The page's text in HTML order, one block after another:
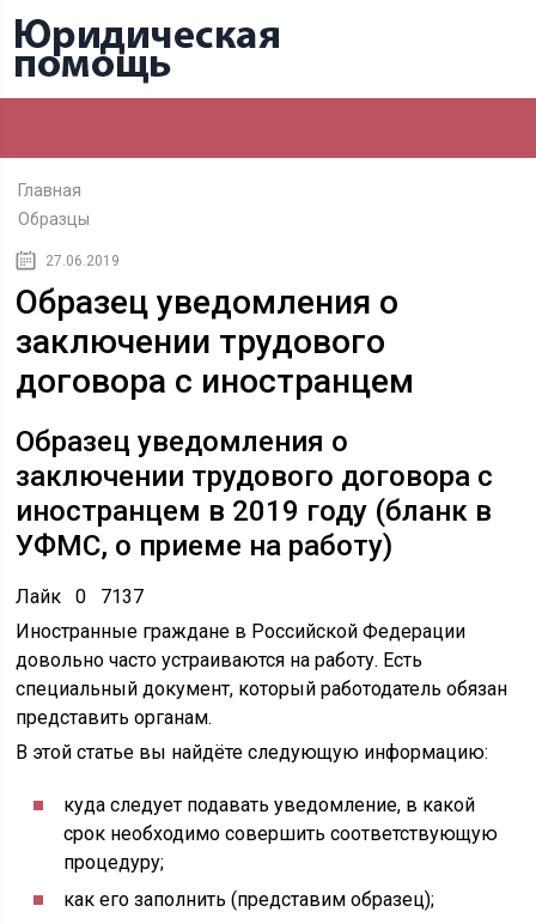
Главная
Образцы
27.06.2019
Образец уведомления о
заключении трудового
договора с иностранцем
Образец уведомления о
заключении трудового договора с
иностранцем в 2019 году (бланк в
УФМС, о приеме на работу)
Лайк 0 7137
Иностранные граждане в Российской Федерации
довольно часто устраиваются на работу. Есть
специальный документ, который работодатель обязан
представить органам.
В этой статье вы найдёте следующую информацию:
куда следует подавать уведомление, в какой
срок необходимо совершить соответствующую
процедуру;
как его заполнить (представим образец);